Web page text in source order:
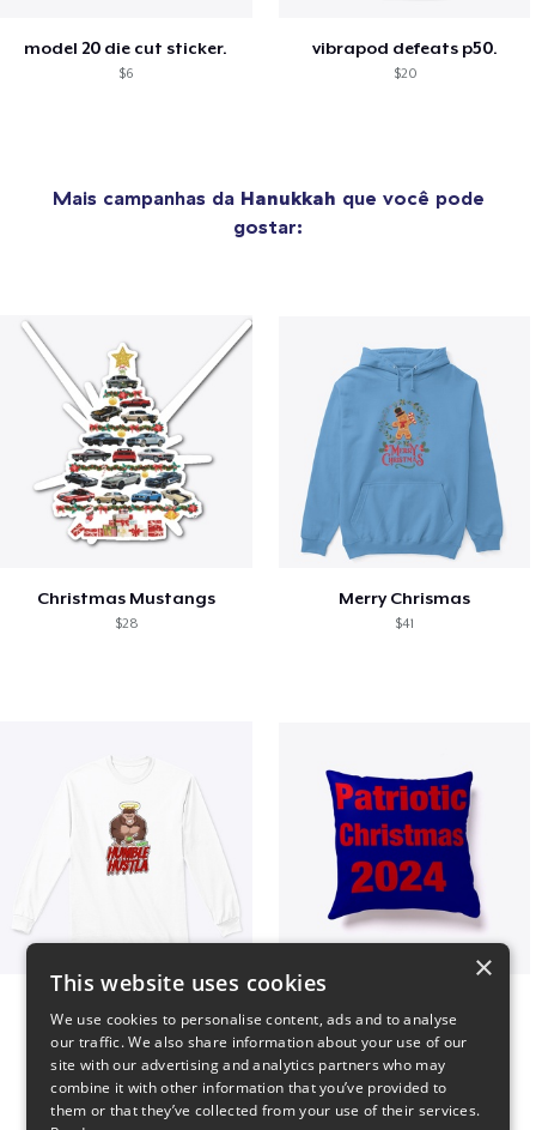
model 20 die cut sticker.
$6
vibrapod defeats p50.
$20
Mais campanhas da Hanukkah que você pode
gostar:
Christmas Mustangs
$28
Merry Chrismas
$41
×
This website uses cookies
We use cookies to personalise content, ads and to analyse
our traffic. We also share information about your use of our
site with our advertising and analytics partners who may
combine it with other information that you’ve provided to
them or that they’ve collected from your use of their services.